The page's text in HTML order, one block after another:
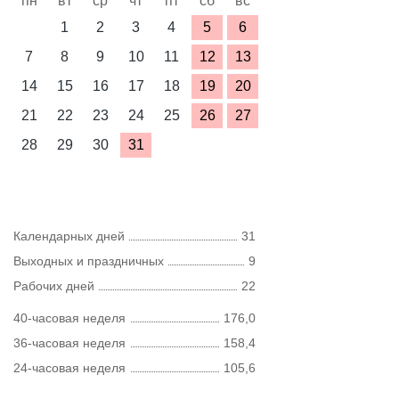
1
2 3 4 5
6
7
8 9 10 11 12
13
14
15 16 17 18 19
20
21
22 23 24 25 26
27
28
29 30 31
Календарных дней
31
Выходных и праздничных
9
Рабочих дней
22
40-часовая неделя
176,0
36-часовая неделя
158,4
24-часовая неделя
105,6